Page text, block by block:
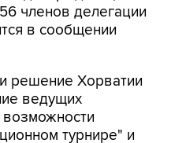
членов делегации
в сообщении
решение Хорватии
ведущих
возможности
турнире" и